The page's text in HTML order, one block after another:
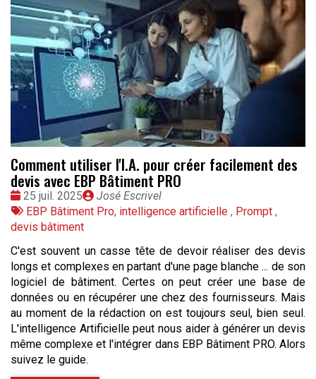
Comment utiliser l'I.A. pour créer facilement des
devis avec EBP Bâtiment PRO
Date
:
25 juil. 2025
Publié
par
José Escrivel
Tags
:
EBP Bâtiment Pro, intelligence artificielle , Prompt ,
devis bâtiment
C'est souvent un casse tête de devoir réaliser des devis
longs et complexes en partant d'une page blanche ... de son
logiciel de bâtiment. Certes on peut créer une base de
données ou en récupérer une chez des fournisseurs. Mais
au moment de la rédaction on est toujours seul, bien seul.
L'intelligence Artificielle peut nous aider à générer un devis
même complexe et l'intégrer dans EBP Bâtiment PRO. Alors
suivez le guide.